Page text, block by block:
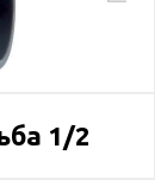
1/2